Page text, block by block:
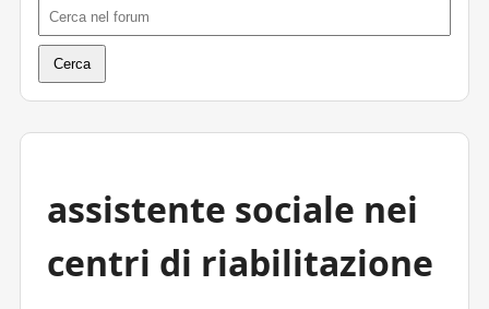
assistente sociale nei
centri di riabilitazione
Cerca